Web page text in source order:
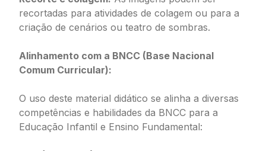
recortadas para atividades de colagem ou para a
criação de cenários ou teatro de sombras.
Alinhamento com a BNCC (Base Nacional
Comum Curricular):
O uso deste material didático se alinha a diversas
competências e habilidades da BNCC para a
Educação Infantil e Ensino Fundamental: